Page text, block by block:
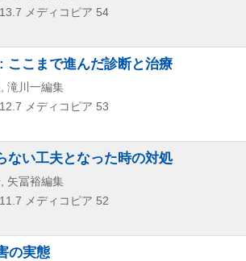
メディコピア 54
ここまで進んだ診断と治療
滝川一編集
メディコピア 53
ない工夫となった時の対処
矢冨裕編集
メディコピア 52
の実態